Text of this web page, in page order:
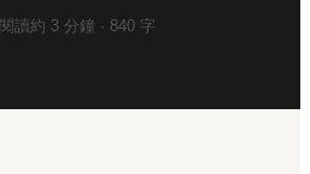
閱讀約 3 分鐘 · 840 字